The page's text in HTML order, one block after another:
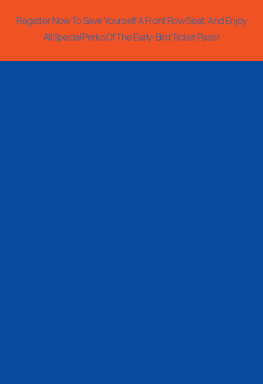
Register Now To Save Yourself A Front Row Seat, And Enjoy
All Special Perks Of The Early-Bird Ticket Pass!